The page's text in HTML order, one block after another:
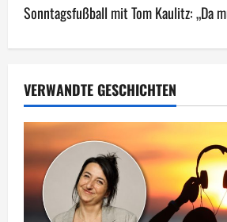
t
r
a
g
s
n
Sonntagsfußball mit Tom Kaulitz: „Da
VERWANDTE GESCHICHTEN